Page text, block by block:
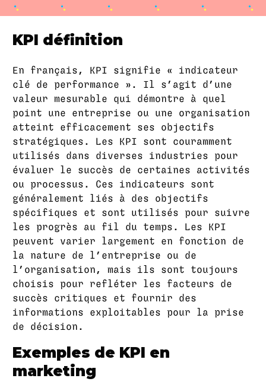
KPI définition
En français, KPI signifie « indicateur
clé de performance ». Il s’agit d’une
valeur mesurable qui démontre à quel
point une entreprise ou une organisation
atteint efficacement ses objectifs
stratégiques. Les KPI sont couramment
utilisés dans diverses industries pour
évaluer le succès de certaines activités
ou processus. Ces indicateurs sont
généralement liés à des objectifs
spécifiques et sont utilisés pour suivre
les progrès au fil du temps. Les KPI
peuvent varier largement en fonction de
la nature de l’entreprise ou de
l’organisation, mais ils sont toujours
choisis pour refléter les facteurs de
succès critiques et fournir des
informations exploitables pour la prise
de décision.
Exemples de KPI en
marketing